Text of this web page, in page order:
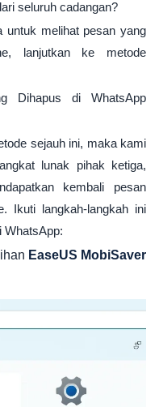
seluruh cadangan?
untuk melihat pesan yang
lanjutkan ke metode
Dihapus di WhatsApp
sejauh ini, maka kami
lunak pihak ketiga,
kembali pesan
Ikuti langkah-langkah ini
WhatsApp:
EaseUS MobiSaver